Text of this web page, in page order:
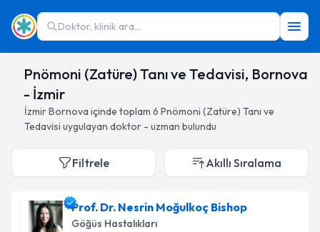
Doktor, klinik ara...
Pnömoni (Zatüre) Tanı ve Tedavisi, Bornova
- İzmir
İzmirBornova içinde toplam 6 Pnömoni (Zatüre) Tanı ve
Tedavisi uygulayan doktor - uzman bulundu
Filtrele Akıllı Sıralama
Prof. Dr. Nesrin Moğulkoç Bishop
Göğüs Hastalıkları